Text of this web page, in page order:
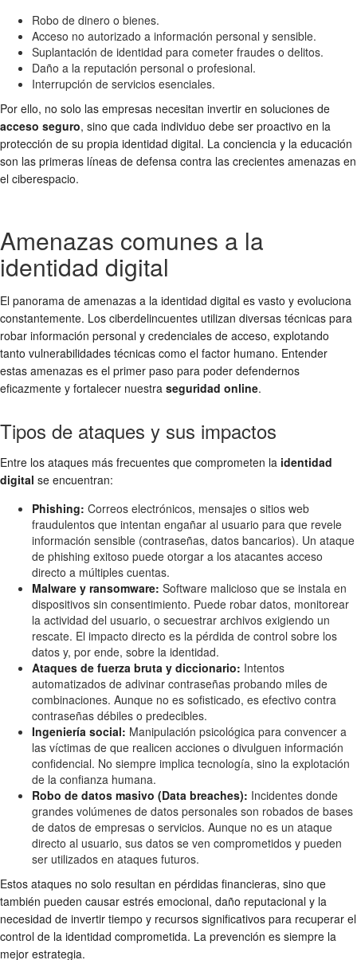
Robo de dinero o bienes.
Acceso no autorizado a información personal y sensible.
Suplantación de identidad para cometer fraudes o delitos.
Daño a la reputación personal o profesional.
Interrupción de servicios esenciales.
Por ello, no solo las empresas necesitan invertir en soluciones de
acceso seguro, sino que cada individuo debe ser proactivo en la
protección de su propia identidad digital. La conciencia y la educación
son las primeras líneas de defensa contra las crecientes amenazas en
el ciberespacio.
Amenazas comunes a la
identidad digital
El panorama de amenazas a la identidad digital es vasto y evoluciona
constantemente. Los ciberdelincuentes utilizan diversas técnicas para
robar información personal y credenciales de acceso, explotando
tanto vulnerabilidades técnicas como el factor humano. Entender
estas amenazas es el primer paso para poder defendernos
eficazmente y fortalecer nuestra seguridad online.
Tipos de ataques y sus impactos
Entre los ataques más frecuentes que comprometen la identidad
digital se encuentran:
Phishing: Correos electrónicos, mensajes o sitios web
fraudulentos que intentan engañar al usuario para que revele
información sensible (contraseñas, datos bancarios). Un ataque
de phishing exitoso puede otorgar a los atacantes acceso
directo a múltiples cuentas.
Malware y ransomware: Software malicioso que se instala en
dispositivos sin consentimiento. Puede robar datos, monitorear
la actividad del usuario, o secuestrar archivos exigiendo un
rescate. El impacto directo es la pérdida de control sobre los
datos y, por ende, sobre la identidad.
Ataques de fuerza bruta y diccionario: Intentos
automatizados de adivinar contraseñas probando miles de
combinaciones. Aunque no es sofisticado, es efectivo contra
contraseñas débiles o predecibles.
Ingeniería social: Manipulación psicológica para convencer a
las víctimas de que realicen acciones o divulguen información
confidencial. No siempre implica tecnología, sino la explotación
de la confianza humana.
Robo de datos masivo (Data breaches): Incidentes donde
grandes volúmenes de datos personales son robados de bases
de datos de empresas o servicios. Aunque no es un ataque
directo al usuario, sus datos se ven comprometidos y pueden
ser utilizados en ataques futuros.
Estos ataques no solo resultan en pérdidas financieras, sino que
también pueden causar estrés emocional, daño reputacional y la
necesidad de invertir tiempo y recursos significativos para recuperar el
control de la identidad comprometida. La prevención es siempre la
mejor estrategia.